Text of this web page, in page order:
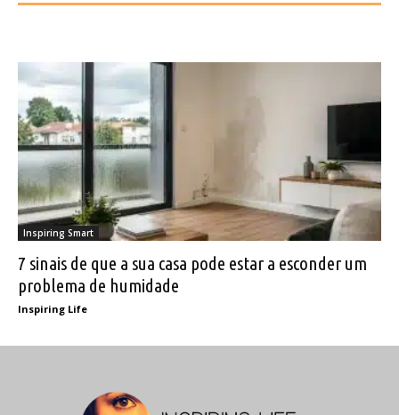
Inspiring Smart
7 sinais de que a sua casa pode estar a esconder um
problema de humidade
Inspiring Life